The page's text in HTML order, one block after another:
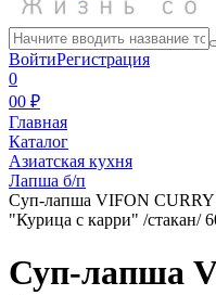
ВойтиРегистрация
0
00 ₽
Главная
Каталог
Азиатская кухня
Лапша б/п
Суп-лапша VIFON CURRY
"Курица с карри" /стакан/
Суп-лапша